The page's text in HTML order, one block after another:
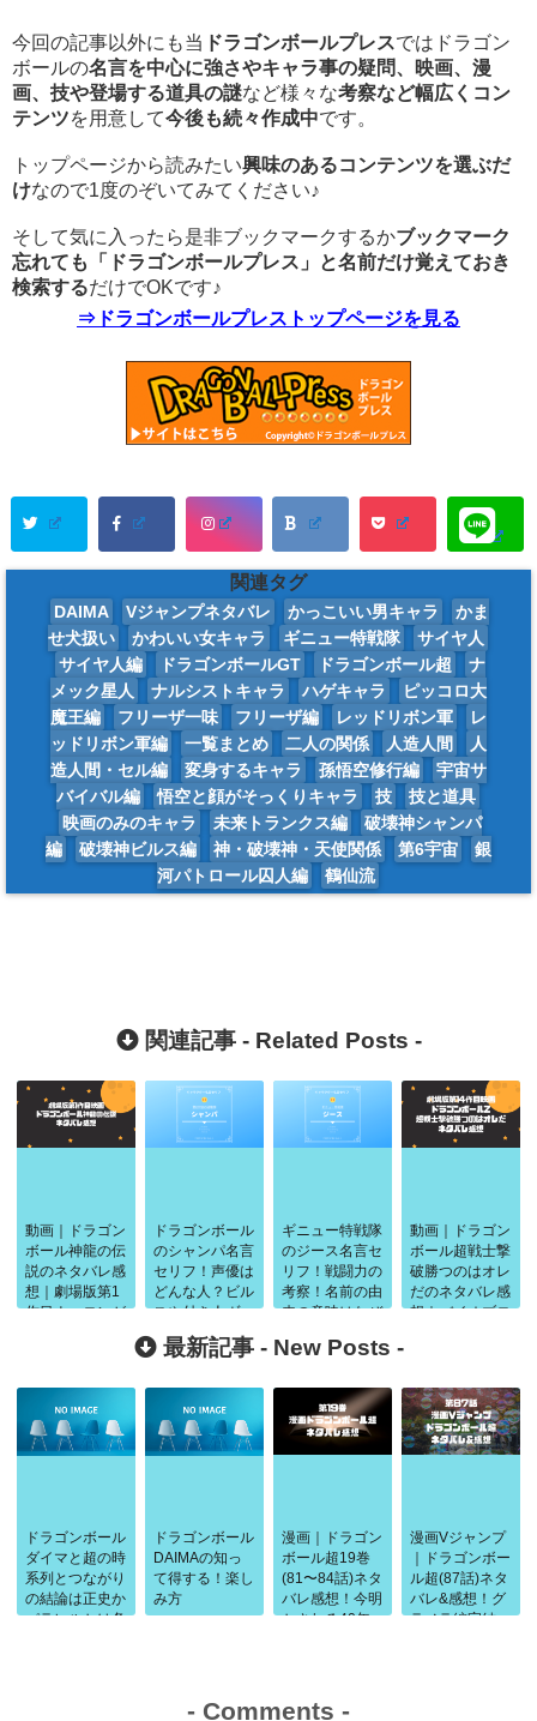
今回の記事以外にも当 ドラゴンボールプレスではドラゴン
ボールの名言を中心に強さやキャラ事の疑問、映画、漫
画、技や登場する道具の謎など様々な考察など幅広くコン
テンツを用意して今後も続々作成中です。
トップページから読みたい興味のあるコンテンツを選ぶだ
けなので1度のぞいてみてください♪
そして気に入ったら是非ブックマークするかブックマーク
忘れても「ドラゴンボールプレス」と名前だけ覚えておき
検索するだけでOKです♪
⇒ドラゴンボールプレストップページを見る
関連タグ
DAIMA Vジャンプネタバレ かっこいい男キャラ
かま
せ犬扱い
かわいい女キャラ ギニュー特戦隊
サイヤ人
サイヤ人編
ドラゴンボールGT ドラゴンボール超
ナ
メック星人
ナルシストキャラ ハゲキャラ
ピッコロ大
魔王編
フリーザ一味 フリーザ編 レッドリボン軍
レ
ッドリボン軍編
一覧まとめ 二人の関係 人造人間
人
造人間・セル編
変身するキャラ 孫悟空修行編
宇宙サ
バイバル編
悟空と顔がそっくりキャラ 技
技と道具
映画のみのキャラ
未来トランクス編
破壊神シャンパ
編
破壊神ビルス編 神・破壊神・天使関係 第6宇宙
銀
河パトロール囚人編
鶴仙流
関連記事 - Related Posts -
動画｜ドラゴン
ボール神龍の伝
説のネタバレ感
想｜劇場版第1
作目ウーロンが
ドラゴンボール
のシャンパ名言
セリフ！声優は
どんな人？ビル
スや付き人ヴァ
ドスとの関係も
ギニュー特戦隊
のジース名言セ
リフ！戦闘力の
考察！名前の由
来の意味はなぜ
動画｜ドラゴン
ボール超戦士撃
破勝つのはオレ
だのネタバレ感
想｜バイオブロ
最新記事 - New Posts -
ドラゴンボール
ダイマと超の時
系列とつながり
の結論は正史か
パラレルかは条
ドラゴンボール
DAIMAの知っ
て得する！楽し
み方
漫画｜ドラゴン
ボール超19巻
(81〜84話)ネタ
バレ感想！今明
かされる40年
漫画Vジャンプ
｜ドラゴンボー
ル超(87話)ネタ
バレ&感想！グ
ラノラ編完結
- Comments -